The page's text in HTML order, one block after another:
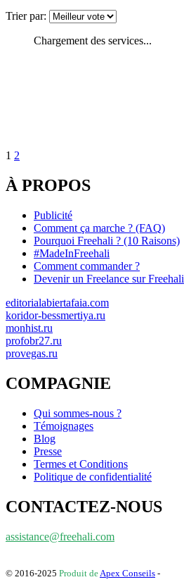
Trier par:
Chargement des services...
1 2
À PROPOS
Publicité
Comment ça marche ? (FAQ)
Pourquoi Freehali ? (10 Raisons)
#MadeInFreehali
Comment commander ?
Devenir un Freelance sur Freehali
editorialabiertafaia.com
koridor-bessmertiya.ru
monhist.ru
profobr27.ru
provegas.ru
COMPAGNIE
Qui sommes-nous ?
Témoignages
Blog
Presse
Termes et Conditions
Politique de confidentialité
CONTACTEZ-NOUS
assistance@freehali.com
© 2016-2025 Produit de Apex Conseils -